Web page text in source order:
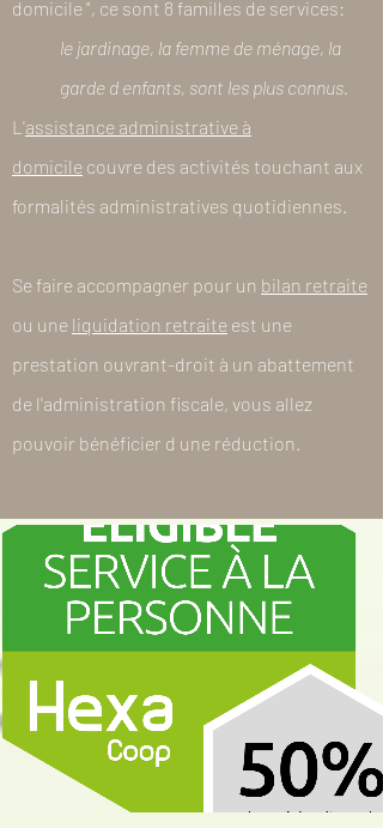
domicile ", ce sont 8 familles de services:
le jardinage, la femme de ménage, la
garde d enfants, sont les plus connus.
L'assistance administrative à
domicile couvre des activités touchant aux
formalités administratives quotidiennes.
Se faire accompagner pour un bilan retraite
ou une liquidation retraite est une
prestation ouvrant-droit à un abattement
de l'administration fiscale, vous allez
pouvoir bénéficier d une réduction.